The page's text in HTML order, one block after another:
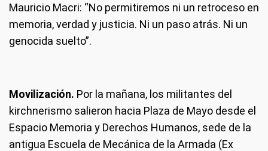
Mauricio Macri: “No permitiremos ni un retroceso en
memoria, verdad y justicia. Ni un paso atrás. Ni un
genocida suelto”.
Movilización. Por la mañana, los militantes del
kirchnerismo salieron hacia Plaza de Mayo desde el
Espacio Memoria y Derechos Humanos, sede de la
antigua Escuela de Mecánica de la Armada (Ex